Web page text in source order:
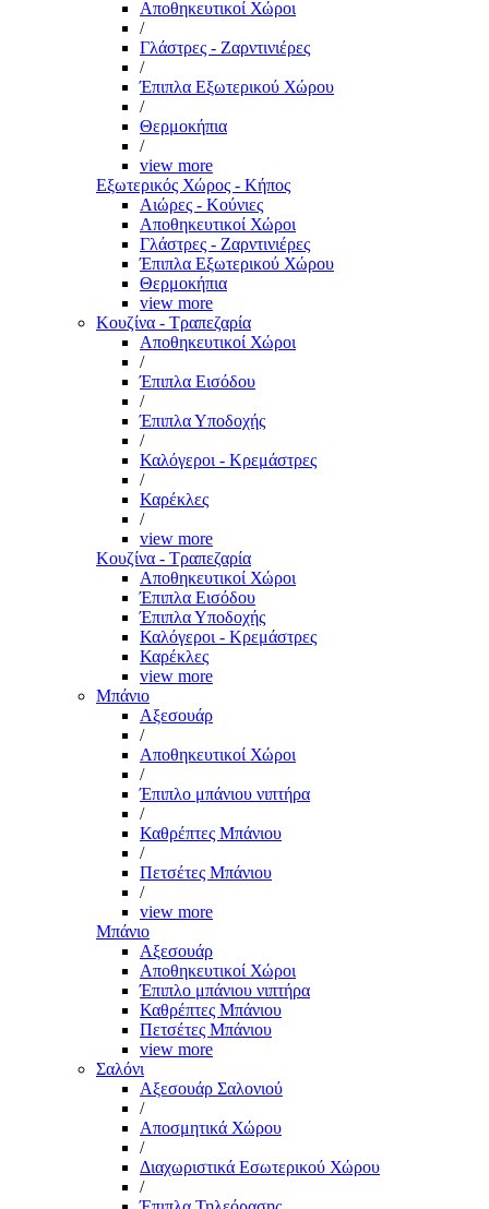
Αποθηκευτικοί Χώροι
/
Γλάστρες - Ζαρντινιέρες
/
Έπιπλα Εξωτερικού Χώρου
/
Θερμοκήπια
/
view more
Εξωτερικός Χώρος - Κήπος
Αιώρες - Κούνιες
Αποθηκευτικοί Χώροι
Γλάστρες - Ζαρντινιέρες
Έπιπλα Εξωτερικού Χώρου
Θερμοκήπια
view more
Κουζίνα - Τραπεζαρία
Αποθηκευτικοί Χώροι
/
Έπιπλα Εισόδου
/
Έπιπλα Υποδοχής
/
Καλόγεροι - Κρεμάστρες
/
Καρέκλες
/
view more
Κουζίνα - Τραπεζαρία
Αποθηκευτικοί Χώροι
Έπιπλα Εισόδου
Έπιπλα Υποδοχής
Καλόγεροι - Κρεμάστρες
Καρέκλες
view more
Μπάνιο
Αξεσουάρ
/
Αποθηκευτικοί Χώροι
/
Έπιπλο μπάνιου νιπτήρα
/
Καθρέπτες Μπάνιου
/
Πετσέτες Μπάνιου
/
view more
Μπάνιο
Αξεσουάρ
Αποθηκευτικοί Χώροι
Έπιπλο μπάνιου νιπτήρα
Καθρέπτες Μπάνιου
Πετσέτες Μπάνιου
view more
Σαλόνι
Αξεσουάρ Σαλονιού
/
Αποσμητικά Χώρου
/
Διαχωριστικά Εσωτερικού Χώρου
/